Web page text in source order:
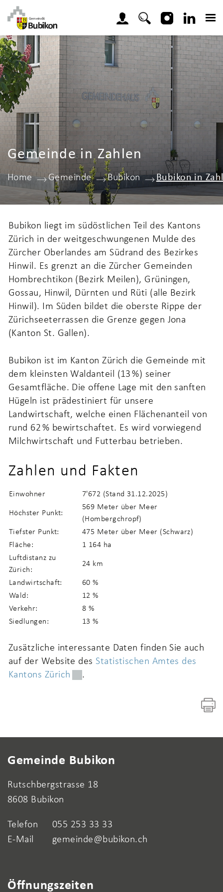
zur Startseite
Direkt zur Hauptnavigation
Direkt zum Inhalt
Direkt zur Suche
Direkt zum Stichwortverzeichnis
Kopfzeile
Inhalt
Gemeinde in Zahlen
Home Gemeinde Bubikon Bubikon in
Bubikon liegt im südöstlichen Teil des Kantons
Zürich in der weitgeschwungenen Mulde des
Zürcher Oberlandes am Südrand des Bezirkes
Hinwil. Es grenzt an die Zürcher Gemeinden
Hombrechtikon (Bezirk Meilen), Grüningen,
Gossau, Hinwil, Dürnten und Rüti (alle Bezirk
Hinwil). Im Süden bildet die oberste Rippe der
Zürichseeterrassen die Grenze gegen Jona
(Kanton St. Gallen).
Bubikon ist im Kanton Zürich die Gemeinde mit
dem kleinsten Waldanteil (13 %) seiner
Gesamtfläche. Die offene Lage mit den sanften
Hügeln ist prädestiniert für unsere
Landwirtschaft, welche einen Flächenanteil von
rund 62 % bewirtschaftet. Es wird vorwiegend
Milchwirtschaft und Futterbau betrieben.
Zahlen und Fakten
Einwohner 7'672 (Stand 31.12.2025)
Höchster Punkt:
569 Meter über Meer
(Hombergchropf)
Tiefster Punkt:
475 Meter über Meer (Schwarz)
Fläche:
1 164 ha
Luftdistanz zu
Zürich:
24 km
Landwirtschaft:
60 %
Wald:
12 %
Verkehr:
8 %
Siedlungen:
13 %
Zusätzliche interessante Daten finden Sie auch
auf der Website desStatistischen Amtes des
Kantons Zürich Externer Link wird in einem neuen
.
Gemeinde Bubikon
Rutschbergstrasse 18
8608 Bubikon
Telefon
055 253 33 33
E-Mail
gemeinde@bubikon.ch
Öffnungszeiten